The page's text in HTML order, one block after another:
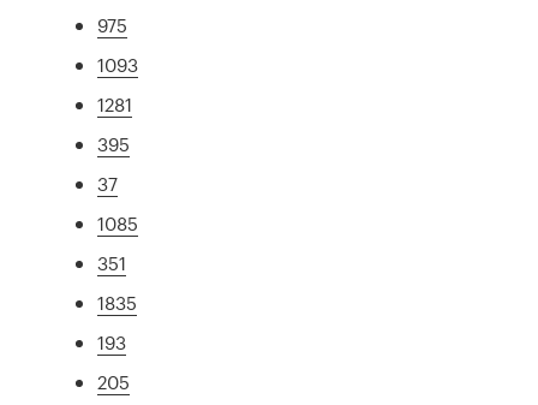
975
1093
1281
395
37
1085
351
1835
193
205